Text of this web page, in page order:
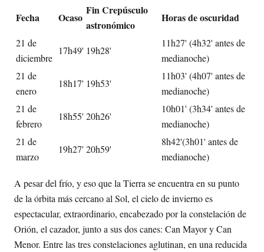
Fecha Ocaso
Fin Crepúsculo
astronómico
Horas de oscuridad
21 de
diciembre
17h49' 19h28'
11h27' (4h32' antes de
medianoche)
21 de
enero
18h17' 19h53'
11h03' (4h07' antes de
medianoche)
21 de
febrero
18h55' 20h26'
10h01' (3h34' antes de
medianoche)
21 de
marzo
19h27' 20h59'
8h42'(3h01' antes de
medianoche)
A pesar del frío, y eso que la Tierra se encuentra en su punto
de la órbita más cercano al Sol, el cielo de invierno es
espectacular, extraordinario, encabezado por la constelación de
Orión, el cazador, junto a sus dos canes: Can Mayor y Can
Menor. Entre las tres constelaciones aglutinan, en una reducida